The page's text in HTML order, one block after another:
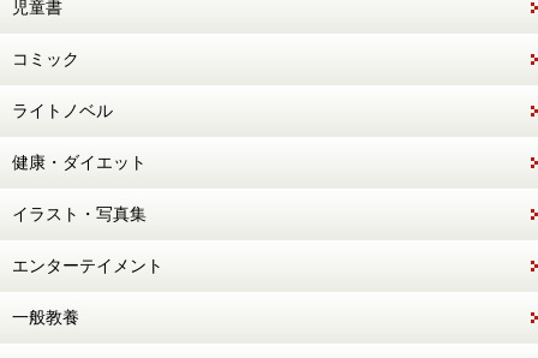
児童書
コミック
ライトノベル
健康・ダイエット
イラスト・写真集
エンターテイメント
一般教養